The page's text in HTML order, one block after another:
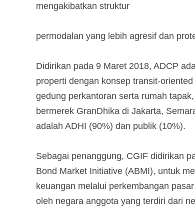
mengakibatkan struktur
permodalan yang lebih agresif dan
Didirikan pada 9 Maret 2018, ADCP
properti dengan konsep transit-
gedung perkantoran serta rumah
bermerek GranDhika di Jakarta,
adalah ADHI (90%) dan publik (10%).
Sebagai penanggung, CGIF didirikan
Bond Market Initiative (ABMI), untuk
keuangan melalui perkembangan
oleh negara anggota yang terdiri dari